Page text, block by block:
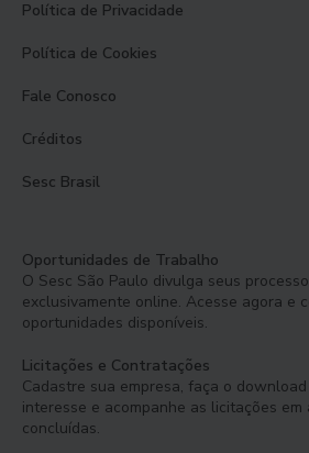
Política de Privacidade
Política de Cookies
Fale Conosco
Créditos
Sesc Brasil
Oportunidades de Trabalho
O Sesc São Paulo divulga seus
exclusivamente online. Acesse agora e
oportunidades disponíveis.
Licitações e Contratações
Cadastre sua empresa, faça o
interesse e acompanhe as licitações em
concluídas.